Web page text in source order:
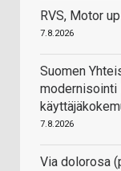
RVS, Motor
7.8.2026
Suomen
modernisointi
7.8.2026
Via dolorosa